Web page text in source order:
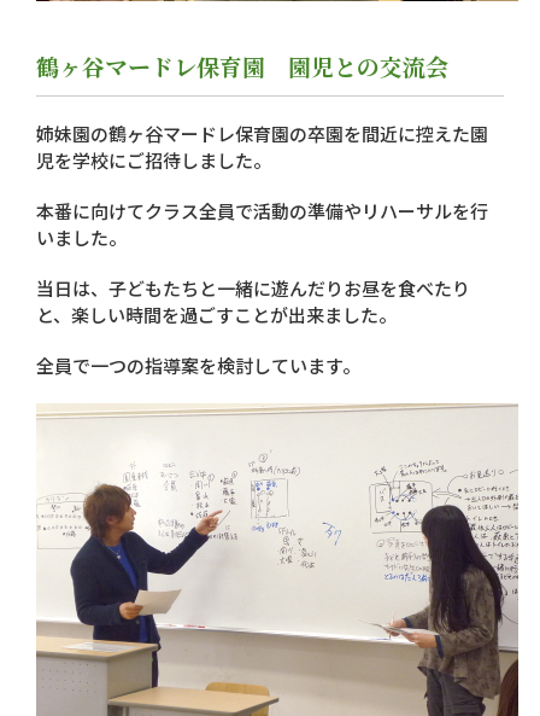
鶴ヶ谷マードレ保育園 園児との交流会
姉妹園の鶴ヶ谷マードレ保育園の卒園を間近に控えた園
児を学校にご招待しました。
本番に向けてクラス全員で活動の準備やリハーサルを行
いました。
当日は、子どもたちと一緒に遊んだりお昼を食べたり
と、楽しい時間を過ごすことが出来ました。
全員で一つの指導案を検討しています。